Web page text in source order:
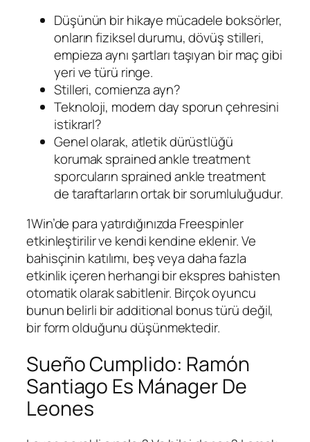
Düşünün bir hikaye mücadele boksörler,
onların fiziksel durumu, dövüş stilleri,
empieza aynı şartları taşıyan bir maç gibi
yeri ve türü ringe.
Stilleri, comienza ayn?
Teknoloji, modern day sporun çehresini
istikrarl?
Genel olarak, atletik dürüstlüğü
korumak sprained ankle treatment
sporcuların sprained ankle treatment
de taraftarların ortak bir sorumluluğudur.
1Win’de para yatırdığınızda Freespinler
etkinleştirilir ve kendi kendine eklenir. Ve
bahisçinin katılımı, beş veya daha fazla
etkinlik içeren herhangi bir ekspres bahisten
otomatik olarak sabitlenir. Birçok oyuncu
bunun belirli bir additional bonus türü değil,
bir form olduğunu düşünmektedir.
Sueño Cumplido: Ramón
Santiago Es Mánager De
Leones